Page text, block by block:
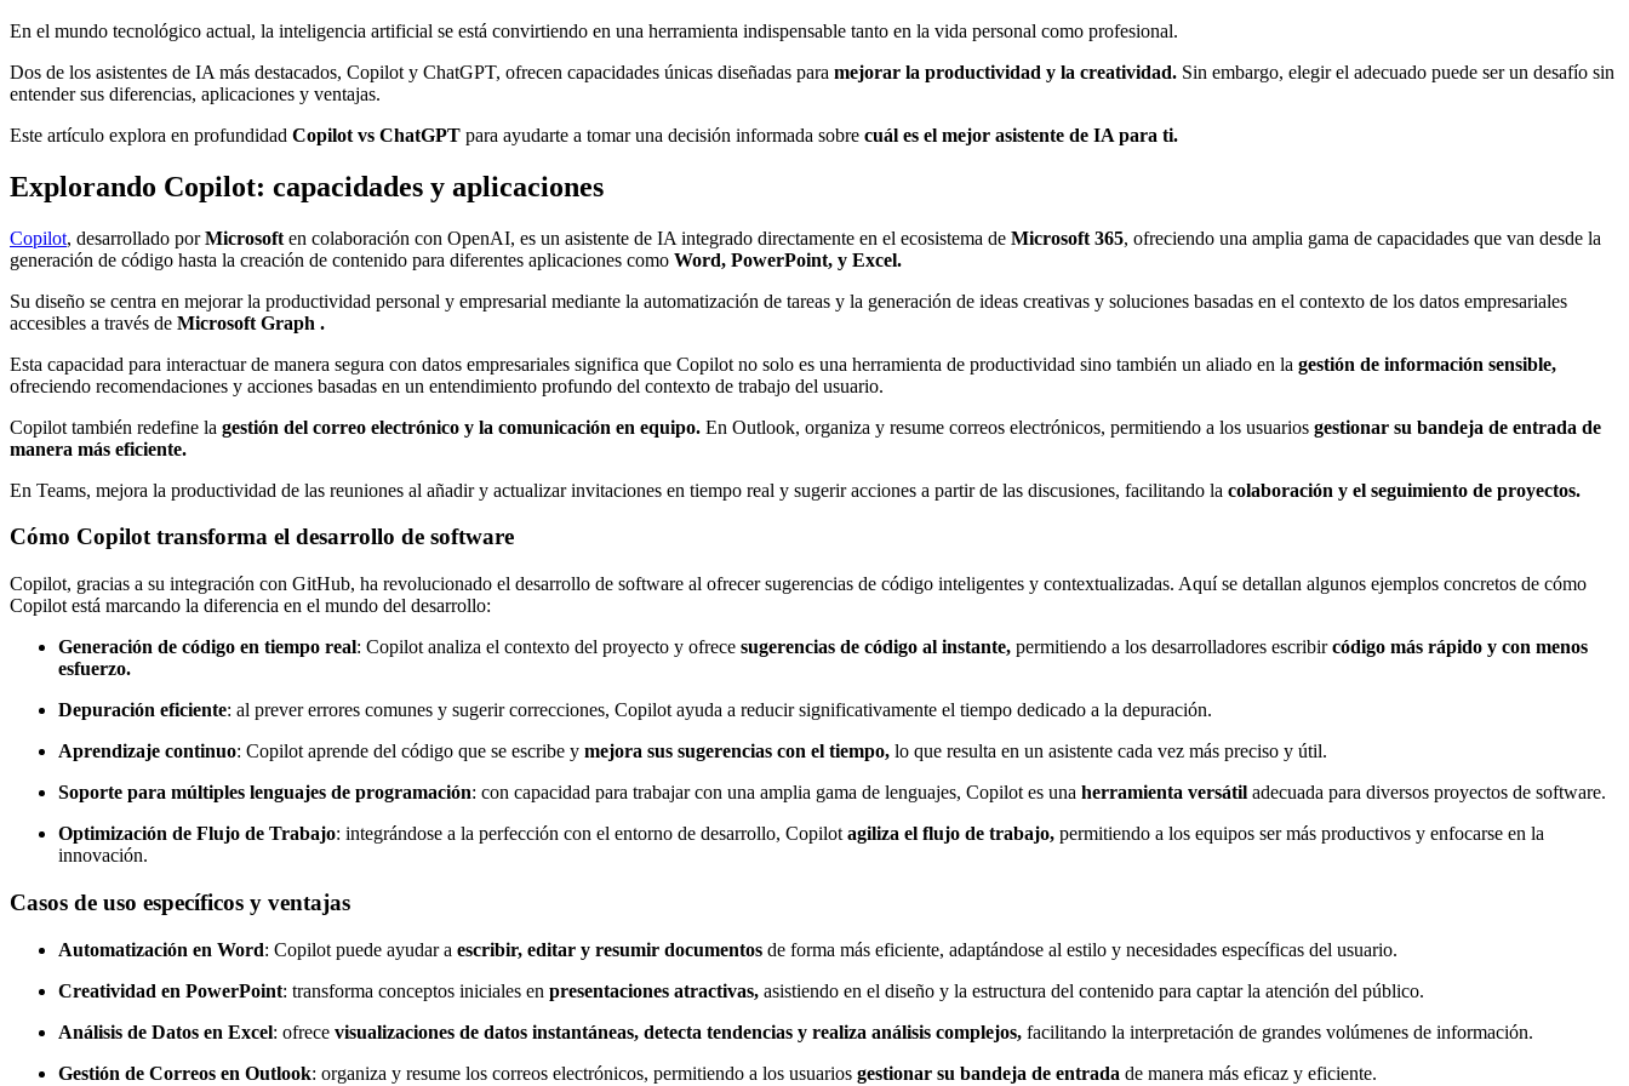
En el mundo tecnológico actual, la inteligencia artificial se está convirtiendo en una herramienta indispensable tanto en la vida personal como profesional.
Dos de los asistentes de IA más destacados, Copilot y ChatGPT, ofrecen capacidades únicas diseñadas para mejorar la productividad y la creatividad. Sin embargo, elegir el adecuado puede ser un desafío sin
entender sus diferencias, aplicaciones y ventajas.
Este artículo explora en profundidad Copilot vs ChatGPT para ayudarte a tomar una decisión informada sobre cuál es el mejor asistente de IA para ti.
Explorando Copilot: capacidades y aplicaciones
Copilot, desarrollado porMicrosoft en colaboración con OpenAI, es un asistente de IA integrado directamente en el ecosistema de Microsoft 365, ofreciendo una amplia gama de capacidades que van desde la
generación de código hasta la creación de contenido para diferentes aplicaciones como Word, PowerPoint, y Excel.
Su diseño se centra en mejorar la productividad personal y empresarial mediante la automatización de tareas y la generación de ideas creativas y soluciones basadas en el contexto de los datos empresariales
accesibles a través de Microsoft Graph .
Esta capacidad para interactuar de manera segura con datos empresariales significa que Copilot no solo es una herramienta de productividad sino también un aliado en la gestión de información sensible,
ofreciendo recomendaciones y acciones basadas en un entendimiento profundo del contexto de trabajo del usuario.
Copilot también redefine la gestión del correo electrónico y la comunicación en equipo. En Outlook, organiza y resume correos electrónicos, permitiendo a los usuarios gestionar su bandeja de entrada de
manera más eficiente.
En Teams, mejora la productividad de las reuniones al añadir y actualizar invitaciones en tiempo real y sugerir acciones a partir de las discusiones, facilitando la colaboración y el seguimiento de proyectos.
Cómo Copilot transforma el desarrollo de software
Copilot, gracias a su integración con GitHub, ha revolucionado el desarrollo de software al ofrecer sugerencias de código inteligentes y contextualizadas. Aquí se detallan algunos ejemplos concretos de cómo
Copilot está marcando la diferencia en el mundo del desarrollo:
Generación de código en tiempo real: Copilot analiza el contexto del proyecto y ofrece sugerencias de código al instante, permitiendo a los desarrolladores escribircódigo más rápido y con menos
esfuerzo.
Depuración eficiente: al prever errores comunes y sugerir correcciones, Copilot ayuda a reducir significativamente el tiempo dedicado a la depuración.
Aprendizaje continuo: Copilot aprende del código que se escribe y mejora sus sugerencias con el tiempo, lo que resulta en un asistente cada vez más preciso y útil.
Soporte para múltiples lenguajes de programación: con capacidad para trabajar con una amplia gama de lenguajes, Copilot es una herramienta versátil adecuada para diversos proyectos de software.
Optimización de Flujo de Trabajo: integrándose a la perfección con el entorno de desarrollo, Copilot agiliza el flujo de trabajo, permitiendo a los equipos ser más productivos y enfocarse en la
innovación.
Casos de uso específicos y ventajas
Automatización en Word: Copilot puede ayudar a escribir, editar y resumir documentos de forma más eficiente, adaptándose al estilo y necesidades específicas del usuario.
Creatividad en PowerPoint: transforma conceptos iniciales en presentaciones atractivas, asistiendo en el diseño y la estructura del contenido para captar la atención del público.
Análisis de Datos en Excel: ofrece visualizaciones de datos instantáneas, detecta tendencias y realiza análisis complejos, facilitando la interpretación de grandes volúmenes de información.
Gestión de Correos en Outlook: organiza y resume los correos electrónicos, permitiendo a los usuarios gestionar su bandeja de entrada de manera más eficaz y eficiente.